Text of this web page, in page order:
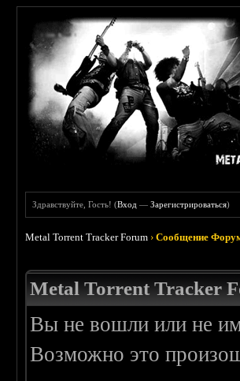
Здравствуйте, Гость! (Вход —Зарегистрироваться)
Metal Torrent Tracker Forum ›Сообщение
Metal Torrent Tracker
Вы не вошли или не
Возможно это